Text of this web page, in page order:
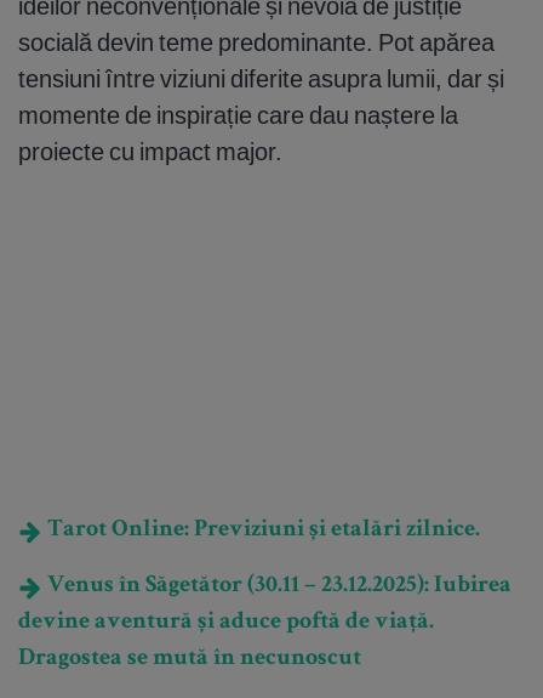
socială devin teme predominante. Pot apărea
tensiuni între viziuni diferite asupra lumii, dar și
momente de inspirație care dau naștere la
proiecte cu impact major.
Tarot Online: Previziuni și etalări zilnice.
Venus în Săgetător (30.11 – 23.12.2025): Iubirea
devine aventură și aduce poftă de viață.
Dragostea se mută în necunoscut